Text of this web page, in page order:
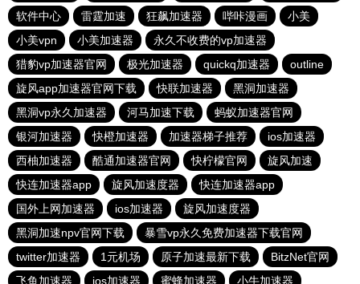
软件中心
雷霆加速 狂飙加速器 哔咔漫画
小美
小美vpn
小美加速器
永久不收费的vp加速器
猎豹vp加速器官网
极光加速器 quickq加速器
outline
旋风app加速器官网下载
快联加速器
黑洞加速器
黑洞vp永久加速器
河马加速下载
蚂蚁加速器官网
银河加速器
快橙加速器 加速器梯子推荐
ios加速器
西柚加速器
酷通加速器官网 快柠檬官网
旋风加速
快连加速器app
旋风加速度器
快连加速器app
国外上网加速器
ios加速器
旋风加速度器
黑洞加速npv官网下载
暴雪vp永久免费加速器下载官网
twitter加速器
1元机场 原子加速最新下载
BitzNet官网
飞鱼加速器
ios加速器 蜜蜂加速器 小牛加速器